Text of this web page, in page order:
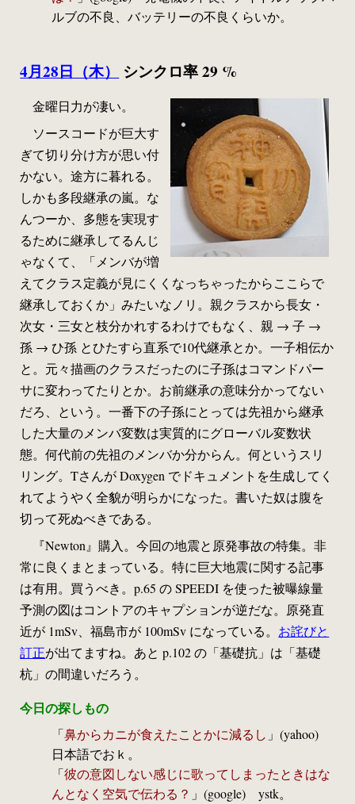
ルブの不良、バッテリーの不良くらいか。
4月28日（木） シンクロ率 29 %
金曜日力が凄い。
ソースコードが巨大す
ぎて切り分け方が思い付
かない。途方に暮れる。
しかも多段継承の嵐。な
んつーか、多態を実現す
るために継承してるんじ
ゃなくて、「メンバが増
えてクラス定義が見にくくなっちゃったからここらで
継承しておくか」みたいなノリ。親クラスから長女・
次女・三女と枝分かれするわけでもなく、親 → 子 →
孫 → ひ孫 とひたすら直系で10代継承とか。一子相伝か
と。元々描画のクラスだったのに子孫はコマンドパー
サに変わってたりとか。お前継承の意味分かってない
だろ、という。一番下の子孫にとっては先祖から継承
した大量のメンバ変数は実質的にグローバル変数状
態。何代前の先祖のメンバか分からん。何というスリ
リング。Tさんが Doxygen でドキュメントを生成してく
れてようやく全貌が明らかになった。書いた奴は腹を
切って死ぬべきである。
『Newton』購入。今回の地震と原発事故の特集。非
常に良くまとまっている。特に巨大地震に関する記事
は有用。買うべき。p.65 の SPEEDI を使った被曝線量
予測の図はコントアのキャプションが逆だな。原発直
近が 1mSv、福島市が 100mSv になっている。 お詫びと
訂正が出てますね。あと p.102 の「基礎抗」は「基礎
杭」の間違いだろう。
今日の探しもの
「鼻からカニが食えたことかに減るし 」(yahoo)
日本語でおｋ。
「彼の意図しない感じに歌ってしまったときはな
んとなく空気で伝わる？ 」(google) ystk。